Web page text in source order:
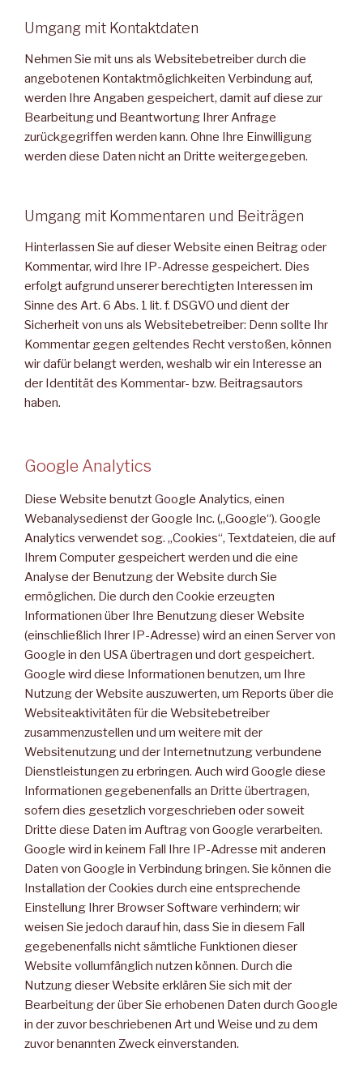
Umgang mit Kontaktdaten
Nehmen Sie mit uns als Websitebetreiber durch die
angebotenen Kontaktmöglichkeiten Verbindung auf,
werden Ihre Angaben gespeichert, damit auf diese zur
Bearbeitung und Beantwortung Ihrer Anfrage
zurückgegriffen werden kann. Ohne Ihre Einwilligung
werden diese Daten nicht an Dritte weitergegeben.
Umgang mit Kommentaren und Beiträgen
Hinterlassen Sie auf dieser Website einen Beitrag oder
Kommentar, wird Ihre IP-Adresse gespeichert. Dies
erfolgt aufgrund unserer berechtigten Interessen im
Sinne des Art. 6 Abs. 1 lit. f. DSGVO und dient der
Sicherheit von uns als Websitebetreiber: Denn sollte Ihr
Kommentar gegen geltendes Recht verstoßen, können
wir dafür belangt werden, weshalb wir ein Interesse an
der Identität des Kommentar- bzw. Beitragsautors
haben.
Google Analytics
Diese Website benutzt Google Analytics, einen
Webanalysedienst der Google Inc. („Google“). Google
Analytics verwendet sog. „Cookies“, Textdateien, die auf
Ihrem Computer gespeichert werden und die eine
Analyse der Benutzung der Website durch Sie
ermöglichen. Die durch den Cookie erzeugten
Informationen über Ihre Benutzung dieser Website
(einschließlich Ihrer IP-Adresse) wird an einen Server von
Google in den USA übertragen und dort gespeichert.
Google wird diese Informationen benutzen, um Ihre
Nutzung der Website auszuwerten, um Reports über die
Websiteaktivitäten für die Websitebetreiber
zusammenzustellen und um weitere mit der
Websitenutzung und der Internetnutzung verbundene
Dienstleistungen zu erbringen. Auch wird Google diese
Informationen gegebenenfalls an Dritte übertragen,
sofern dies gesetzlich vorgeschrieben oder soweit
Dritte diese Daten im Auftrag von Google verarbeiten.
Google wird in keinem Fall Ihre IP-Adresse mit anderen
Daten von Google in Verbindung bringen. Sie können die
Installation der Cookies durch eine entsprechende
Einstellung Ihrer Browser Software verhindern; wir
weisen Sie jedoch darauf hin, dass Sie in diesem Fall
gegebenenfalls nicht sämtliche Funktionen dieser
Website vollumfänglich nutzen können. Durch die
Nutzung dieser Website erklären Sie sich mit der
Bearbeitung der über Sie erhobenen Daten durch Google
in der zuvor beschriebenen Art und Weise und zu dem
zuvor benannten Zweck einverstanden.